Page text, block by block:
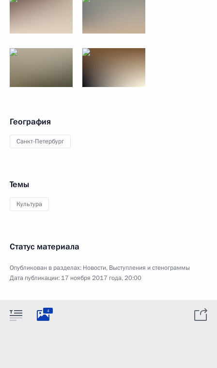
География
Санкт-Петербург
Темы
Культура
Статус материала
Опубликован в разделах: Новости, Выступления и стенограммы
Дата публикации: 17 ноября 2017 года, 20:00
4